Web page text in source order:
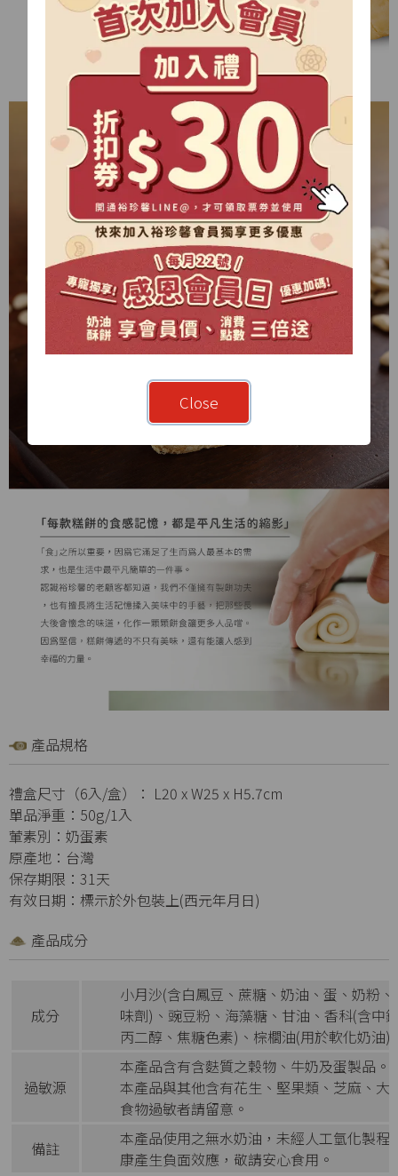
產品規格
禮盒尺寸（6入/盒）： L20 x W25 x H5.7cm
單品淨重：50g/1入
葷素別：奶蛋素
原產地：台灣
保存期限：31天
有效日期：標示於外包裝上(西元年月日)
產品成分
成分
小月沙(含白鳳豆、蔗糖、奶油、蛋、奶粉
味劑)、豌豆粉、海藻糖、甘油、香科(含中
丙二醇、焦糖色素)、棕櫚油(用於軟化奶油)
過敏源
本產品含有含麩質之穀物、牛奶及蛋製品。
本產品與其他含有花生、堅果類、芝麻、
食物過敏者請留意。
備註
本產品使用之無水奶油，未經人工氫化製
康產生負面效應，敬請安心食用。
Close